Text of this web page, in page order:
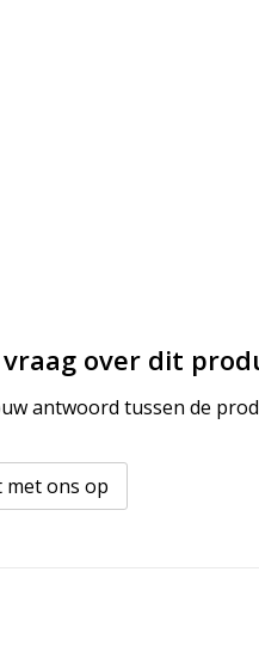
over dit
antwoord tussen de
met ons op